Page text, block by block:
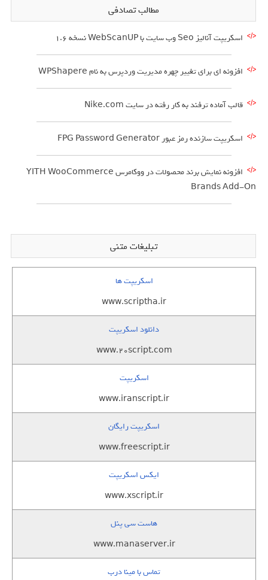
مطالب تصادفی
اسکریپت آنالیز Seo وب سایت با WebScanUP نسخه 1.6
افزونه ای برای تغییر چهره مدیریت وردپرس به نام WPShapere
قالب آماده ترفند به کار رفته در سایت Nike.com
اسکریپت سازنده رمز عبور FPG Password Generator
افزونه نمایش برند محصولات در ووکامرس YITH WooCommerce
Brands Add-On
تبلیغات متنی
اسکریپت ها
www.scriptha.ir
دانلود اسکریپت
www.20script.com
اسکریپت
www.iranscript.ir
اسکریپت رایگان
www.freescript.ir
ایکس اسکریپت
www.xscript.ir
هاست سی پنل
www.manaserver.ir
تماس با مینا درب